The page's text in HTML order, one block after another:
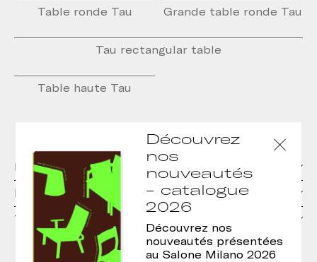
Table ronde Tau Grande table ronde Tau
Tau rectangular table
Table haute Tau
Matériels
Dimensions
Téléchargements
Découvrez
nos
nouveautés
- catalogue
2026
Découvrez nos
nouveautés présentées
au Salone Milano 2026